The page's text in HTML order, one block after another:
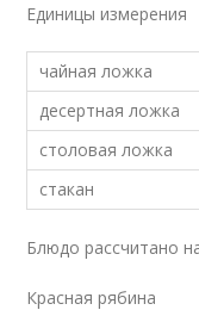
Единицы измерения
чайная ложка
десертная ложка
столовая ложка
стакан
Блюдо рассчитано
Красная рябина